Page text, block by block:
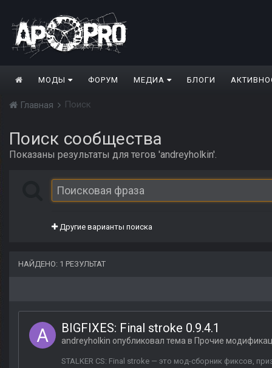
МОДЫ ФОРУМ МЕДИА БЛОГИ
Главная Поиск
Поиск сообщества
Показаны результаты для тегов 'andreyholkin'.
Другие варианты поиска
НАЙДЕНО: 1 РЕЗУЛЬТАТ
BIGFIXES: Final stroke 0.9.4.1
andreyholkin опубликовал тема в Прочие
STALKER CS: Final stroke — это мод-сборник фиксов,